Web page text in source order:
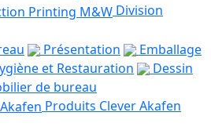
Division
Présentation
Emballage
et Restauration
Dessin
de bureau
Produits Clever Akafen